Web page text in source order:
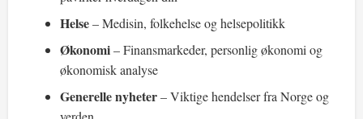
Helse– Medisin, folkehelse og helsepolitikk
Økonomi– Finansmarkeder, personlig økonomi og
økonomisk analyse
Generelle nyheter– Viktige hendelser fra Norge og